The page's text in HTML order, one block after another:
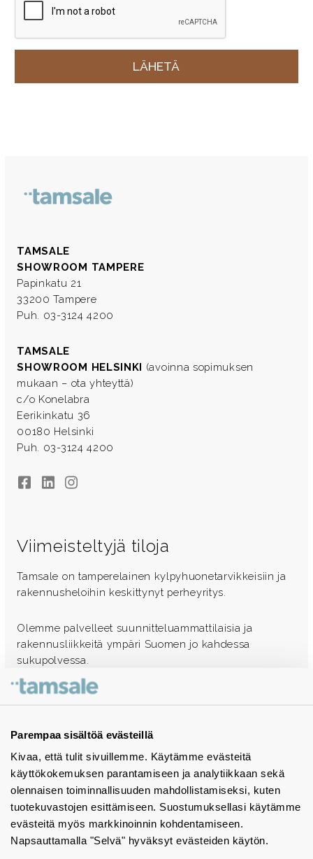
Parempaa sisältöä evästeillä
Kivaa, että tulit sivuillemme. Käytämme evästeitä
käyttökokemuksen parantamiseen ja analytiikkaan sekä
olennaisen toiminnallisuuden mahdollistamiseksi, kuten
tuotekuvastojen esittämiseen. Suostumuksellasi käytämme
evästeitä myös markkinoinnin kohdentamiseen.
Napsauttamalla "Selvä" hyväksyt evästeiden käytön.
TAMSALE
SHOWROOM TAMPERE
Papinkatu 21
33200 Tampere
Puh. 03-3124 4200
TAMSALE
SHOWROOM HELSINKI (avoinna sopimuksen
mukaan – ota yhteyttä)
c/o Konelabra
Eerikinkatu 36
00180 Helsinki
Puh. 03-3124 4200
FacebookLinkedInInstagram
Viimeisteltyjä tiloja
Tamsale on tamperelainen kylpyhuonetarvikkeisiin ja
rakennusheloihin keskittynyt perheyritys.
Olemme palvelleet suunnitteluammattilaisia ja
rakennusliikkeitä ympäri Suomen jo kahdessa
sukupolvessa.
Ota yhteyttä - autamme mielellämme
Tuotekuvastot
Instagram
BIM-objektit
Yhteystiedot
Tiedotteet